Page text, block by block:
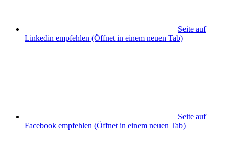
Seite auf
Linkedin empfehlen (Öffnet in einem neuen Tab)
Seite auf
Facebook empfehlen (Öffnet in einem neuen Tab)